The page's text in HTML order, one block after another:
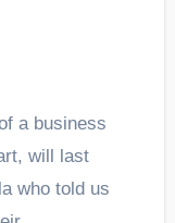
will last
who told us